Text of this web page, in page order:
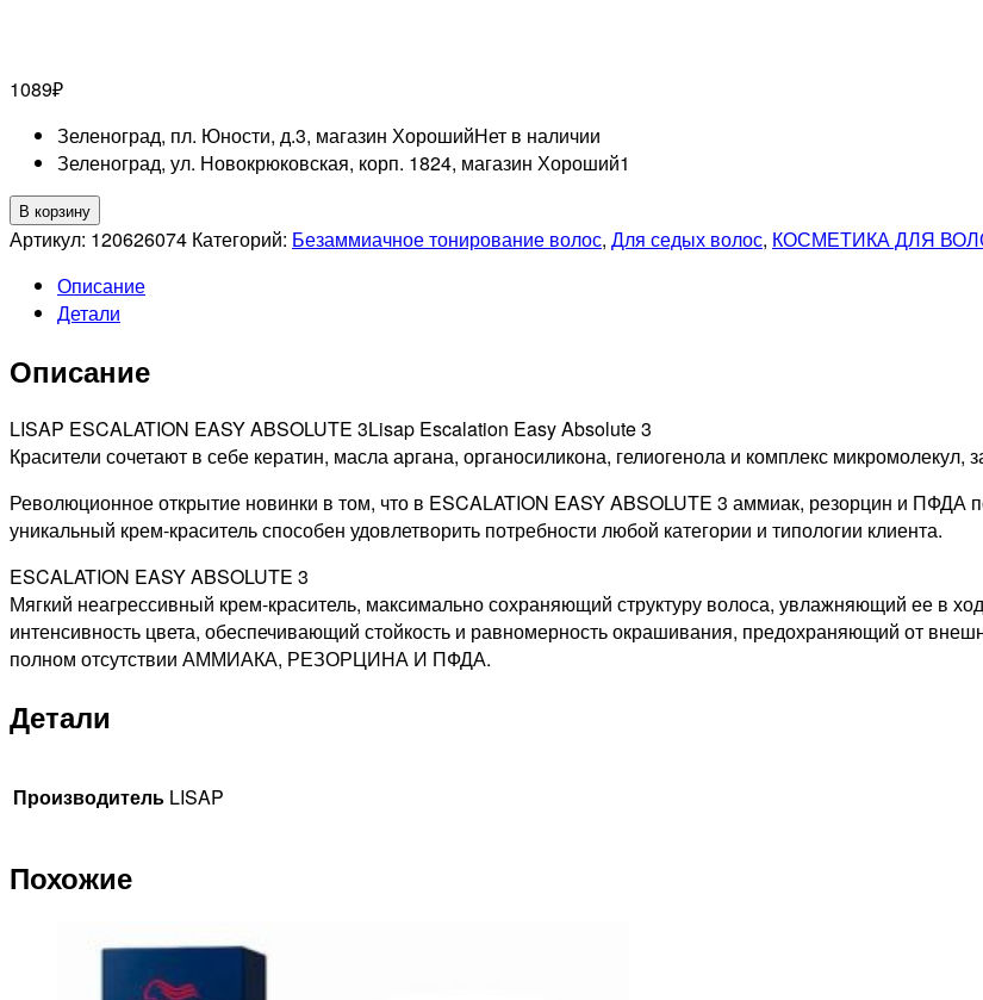
1089₽
Зеленоград, пл. Юности, д.3, магазин ХорошийНет в наличии
Зеленоград, ул. Новокрюковская, корп. 1824, магазин Хороший1
Количество
товара
PROFESSIONNEL
99/21
ТОНИРУЮЩАЯ
ДЛЯ
ВОЛОС
ОЧЕНЬ
СВЕТЛЫЙ
БЛОНДИН
ПЛАТИНОВЫЙ,
60МЛ
В корзину
Артикул: 120626074 Категорий: Безаммиачное тонирование волос, Для седых волос, КОСМЕТИКА ДЛЯ
Описание
Детали
Описание
LISAP ESCALATION EASY ABSOLUTE 3Lisap Escalation Easy Absolute 3
Красители сочетают в себе кератин, масла аргана, органосиликона, гелиогенола и комплекс
Революционное открытие новинки в том, что в ESCALATION EASY ABSOLUTE 3 аммиак, резорцин и
уникальный крем-краситель способен удовлетворить потребности любой категории и типологии клиента.
ESCALATION EASY ABSOLUTE 3
Мягкий неагрессивный крем-краситель, максимально сохраняющий структуру волоса, увлажняющий ее
интенсивность цвета, обеспечивающий стойкость и равномерность окрашивания, предохраняющий от
полном отсутствии АММИАКА, РЕЗОРЦИНА И ПФДА.
Детали
Производитель LISAP
Похожие